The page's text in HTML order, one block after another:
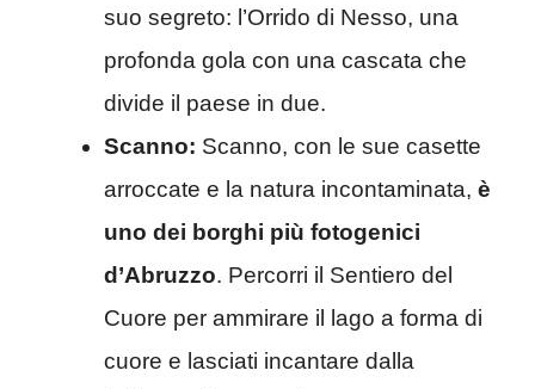
suo segreto: l’Orrido di Nesso, una
profonda gola con una cascata che
divide il paese in due.
Scanno: Scanno, con le sue casette
arroccate e la natura incontaminata, è
uno dei borghi più fotogenici
d’Abruzzo. Percorri il Sentiero del
Cuore per ammirare il lago a forma di
cuore e lasciati incantare dalla